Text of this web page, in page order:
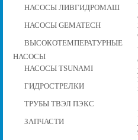
НАСОСЫ ЛИВГИДРОМАШ
НАСОСЫ GEMATECH
ВЫСОКОТЕМПЕРАТУРНЫЕ
НАСОСЫ
НАСОСЫ TSUNAMI
ГИДРОСТРЕЛКИ
ТРУБЫ ТВЭЛ ПЭКС
ЗАПЧАСТИ